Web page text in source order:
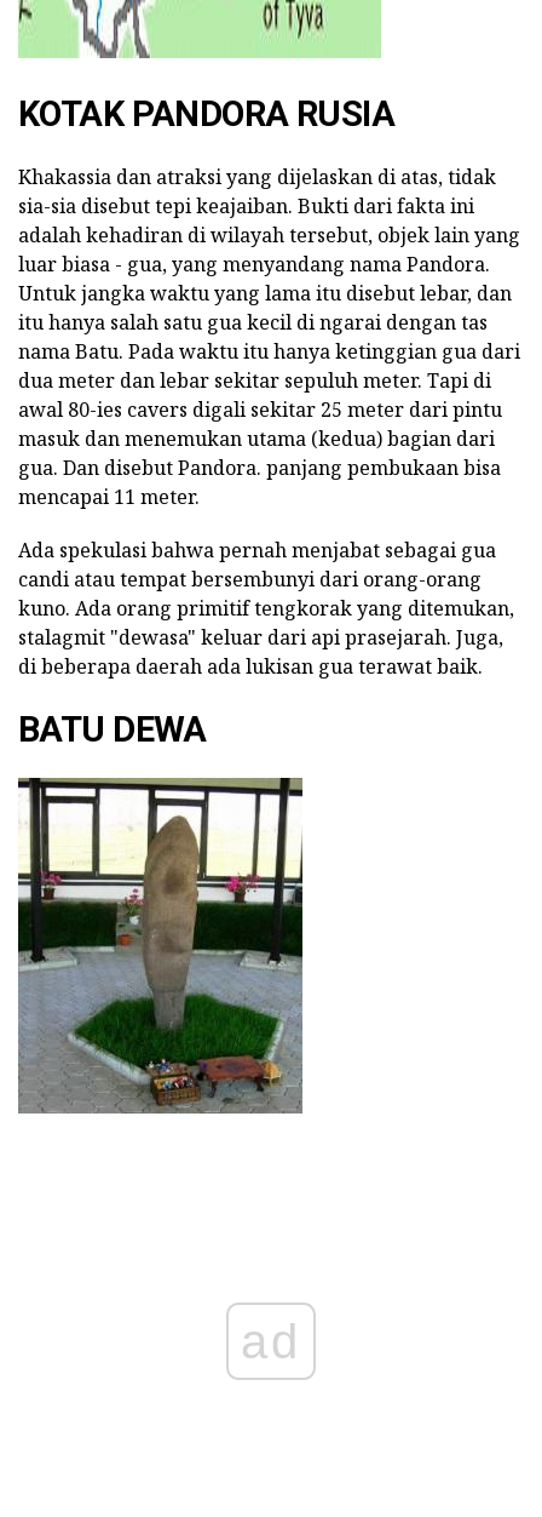
KOTAK PANDORA RUSIA
Khakassia dan atraksi yang dijelaskan di atas, tidak
sia-sia disebut tepi keajaiban. Bukti dari fakta ini
adalah kehadiran di wilayah tersebut, objek lain yang
luar biasa - gua, yang menyandang nama Pandora.
Untuk jangka waktu yang lama itu disebut lebar, dan
itu hanya salah satu gua kecil di ngarai dengan tas
nama Batu. Pada waktu itu hanya ketinggian gua dari
dua meter dan lebar sekitar sepuluh meter. Tapi di
awal 80-ies cavers digali sekitar 25 meter dari pintu
masuk dan menemukan utama (kedua) bagian dari
gua. Dan disebut Pandora. panjang pembukaan bisa
mencapai 11 meter.
Ada spekulasi bahwa pernah menjabat sebagai gua
candi atau tempat bersembunyi dari orang-orang
kuno. Ada orang primitif tengkorak yang ditemukan,
stalagmit "dewasa" keluar dari api prasejarah. Juga,
di beberapa daerah ada lukisan gua terawat baik.
BATU DEWA
ad